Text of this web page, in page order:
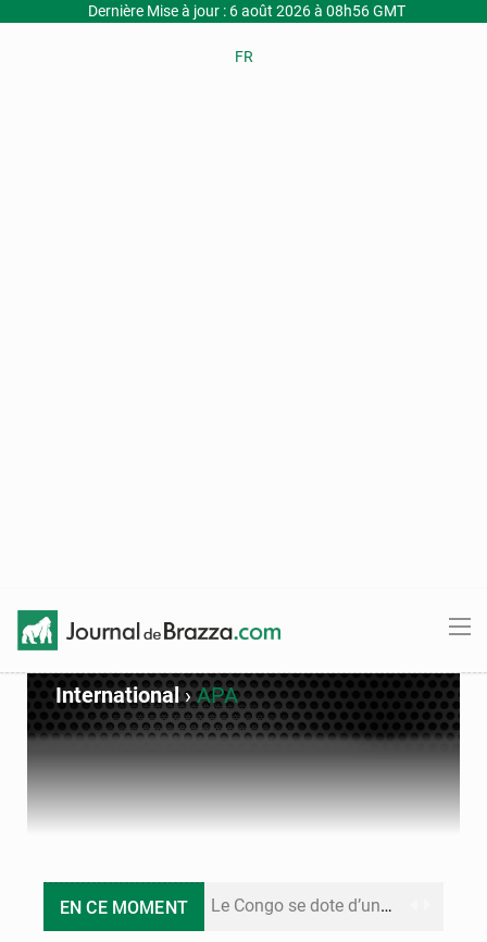
Dernière Mise à jour : 6 août 2026 à 08h56 GMT
FR
International›APA
EN CE MOMENT Le Congo se dote d’un programme national pour valoriser les produits forestiers non ligneux